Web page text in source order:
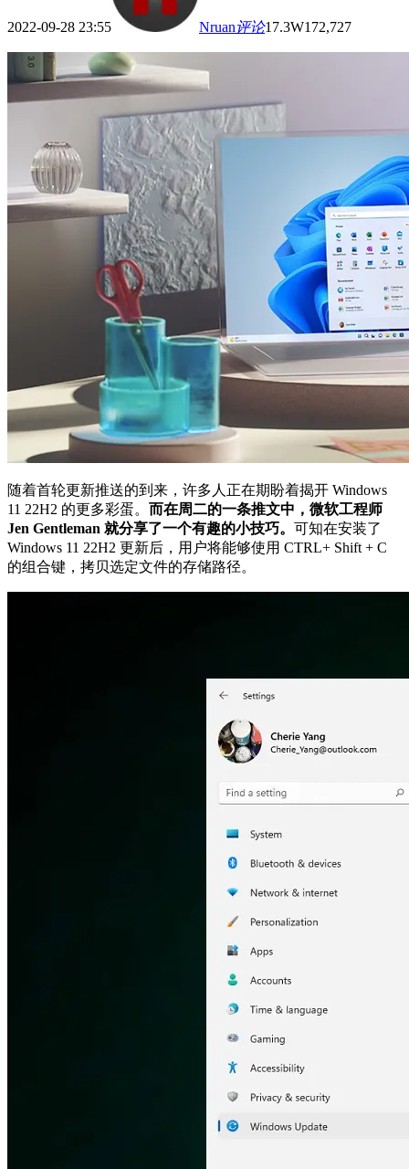
2022-09-28 23:55 Nruan评论17.3W172,727
随着首轮更新推送的到来，许多人正在期盼着揭开 Windows
11 22H2 的更多彩蛋。 而在周二的一条推文中，微软工程师
Jen Gentleman 就分享了一个有趣的小技巧。 可知在安装了
Windows 11 22H2 更新后，用户将能够使用 CTRL+ Shift + C
的组合键，拷贝选定文件的存储路径。